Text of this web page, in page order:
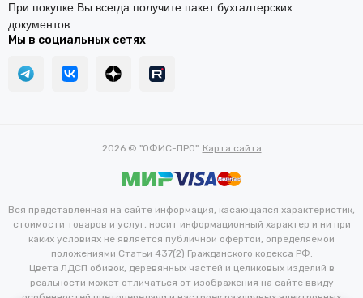
При покупке Вы всегда получите пакет бухгалтерских
документов.
Мы в социальных сетях
2026 © "ОФИС-ПРО". Карта сайта
Вся представленная на сайте информация, касающаяся характеристик,
стоимости товаров и услуг, носит информационный характер и ни при
каких условиях не является публичной офертой, определяемой
положениями Статьи 437(2) Гражданского кодекса РФ.
Цвета ЛДСП обивок, деревянных частей и целиковых изделий в
реальности может отличаться от изображения на сайте ввиду